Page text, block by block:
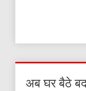
अब घर बैठे